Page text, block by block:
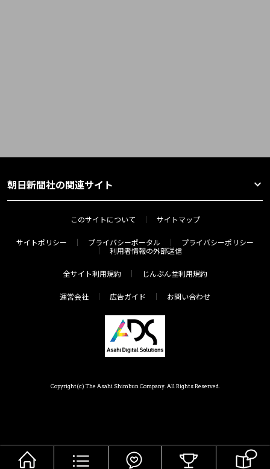
朝日新聞社の関連サイト
このサイトについて サイトマップ
サイトポリシー プライバシーポータル
プライバシーポリシー
利用者情報の外部送信
全サイト利用規約 じんぶん堂利用規約
運営会社 広告ガイド お問い合わせ
Copyright(c) The Asahi Shimbun Company. All Rights Reserved.